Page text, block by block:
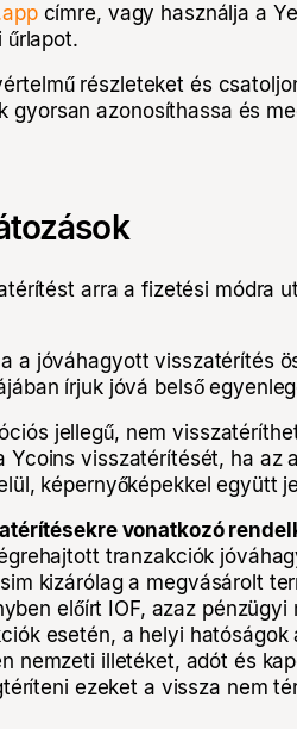
címre, vagy használja a
űrlapot.
részleteket és
gyorsan azonosíthassa és
arra a fizetési módra
a jóváhagyott visszatérítés
írjuk jóvá belső
jellegű, nem
visszatérítését, ha az
képernyőképekkel együtt
vonatkozó
tranzakciók
kizárólag a megvásárolt
előírt IOF, azaz pénzügyi
esetén, a helyi hatóságok
nemzeti illetéket, adót és
ezeket a vissza nem